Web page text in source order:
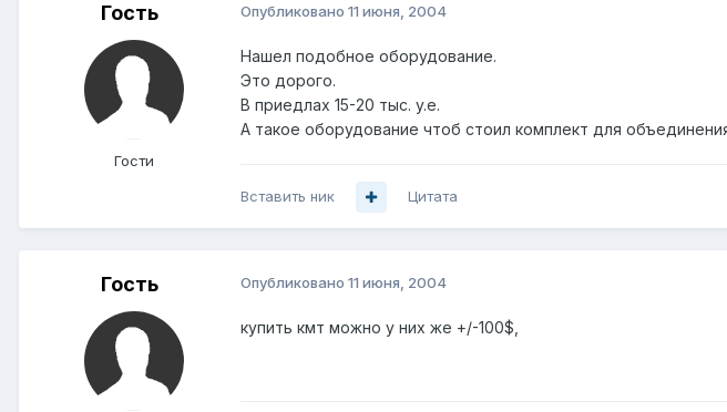
Гость
Гости
Опубликовано 11 июня, 2004
Нашел подобное оборудование.
Это дорого.
В приедлах 15-20 тыс. y.e.
А такое оборудование чтоб стоил комплект для
Вставить ник Цитата
Гость Опубликовано 11 июня, 2004
купить кмт можно у них же +/-100$,